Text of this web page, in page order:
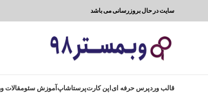
سایت در حال بروزرسانی می باشد
قالب وردپرس حرفه ایاپن کارتپرستاشاپآموزش سئومقالات